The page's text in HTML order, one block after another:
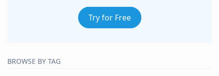
Try for Free
BROWSE BY TAG